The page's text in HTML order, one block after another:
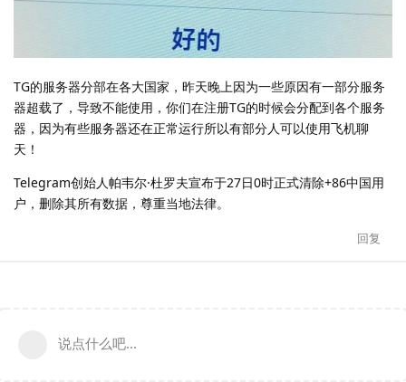
TG的服务器分部在各大国家，昨天晚上因为一些原因有一部分服务
器超载了，导致不能使用，你们在注册TG的时候会分配到各个服务
器，因为有些服务器还在正常运行所以有部分人可以使用飞机聊
天！
Telegram创始人帕韦尔·杜罗夫宣布于27日0时正式清除+86中国用
户，删除其所有数据，尊重当地法律。
回复
说点什么吧...